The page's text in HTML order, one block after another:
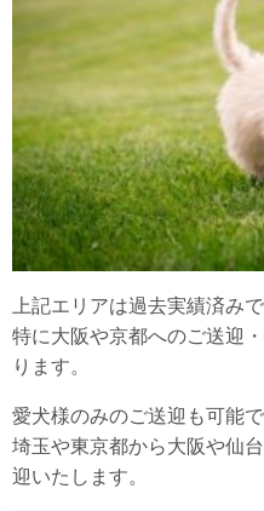
上記エリアは過去実績済み
特に大阪や京都へのご送迎
ります。
愛犬様のみのご送迎も可能で
埼玉や東京都から大阪や仙
迎いたします。